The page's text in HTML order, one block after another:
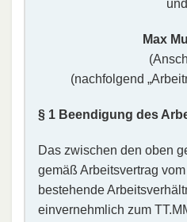
und
Max
(nachfolgend
§ 1 Beendigung des
Das zwischen den oben
gemäß Arbeitsvertrag
bestehende
einvernehmlich zum